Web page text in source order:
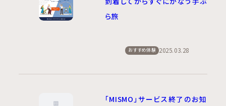
ら旅
おすすめ体験 2025.03.28
「MISMO」サービス終了のお知